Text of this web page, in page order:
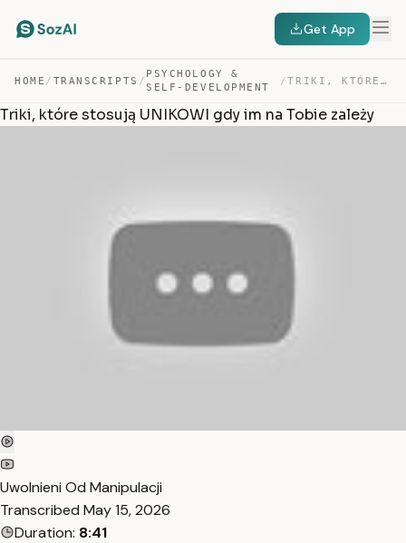
Get App
HOME / TRANSCRIPTS /
PSYCHOLOGY &
SELF-DEVELOPMENT
/ TRIKI, KTÓRE STOSUJĄ UNIKOWI GDY IM NA TOBIE ZALEŻY — TRANSCRIPT
Triki, które stosują UNIKOWI gdy im na Tobie zależy
Uwolnieni Od Manipulacji
Transcribed May 15, 2026
Duration: 8:41